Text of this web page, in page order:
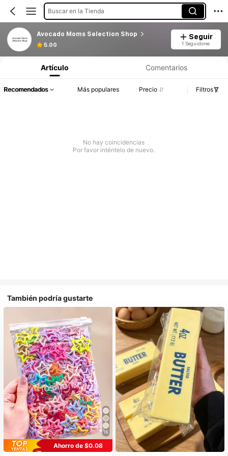
Buscar en la Tienda
Avocado Moms Selection Shop
5.00
Seguir
1 Seguidores
Artículo Comentarios
Recomendados Más populares Precio Filtros
No hay coincidencias
Por favor inténtelo de nuevo.
También podría gustarte
16
Ahorro de $0.08